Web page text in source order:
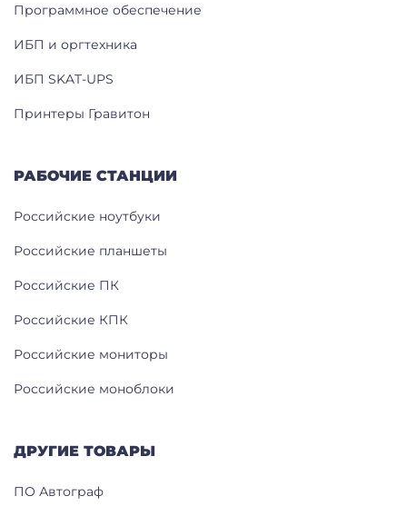
Программное обеспечение
ИБП и оргтехника
ИБП SKAT-UPS
Принтеры Гравитон
РАБОЧИЕ СТАНЦИИ
Российские ноутбуки
Российские планшеты
Российские ПК
Российские КПК
Российские мониторы
Российские моноблоки
ДРУГИЕ ТОВАРЫ
ПО Автограф